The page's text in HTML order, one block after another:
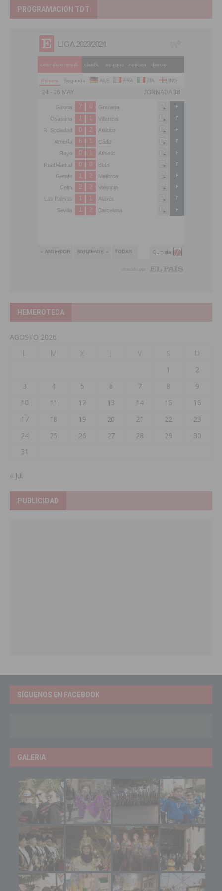
PROGRAMACIÓN TDT
HEMEROTECA
AGOSTO 2026
L
M X J V S
D
1
2
3
4 5 6 7 8
9
10
11 12 13 14 15
16
17
18 19 20 21 22
23
24
25 26 27 28 29
30
31
« Jul
PUBLICIDAD
SÍGUENOS EN FACEBOOK
GALERIA